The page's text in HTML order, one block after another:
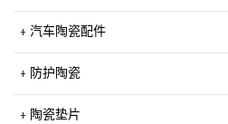
汽车陶瓷配件
防护陶瓷
陶瓷垫片